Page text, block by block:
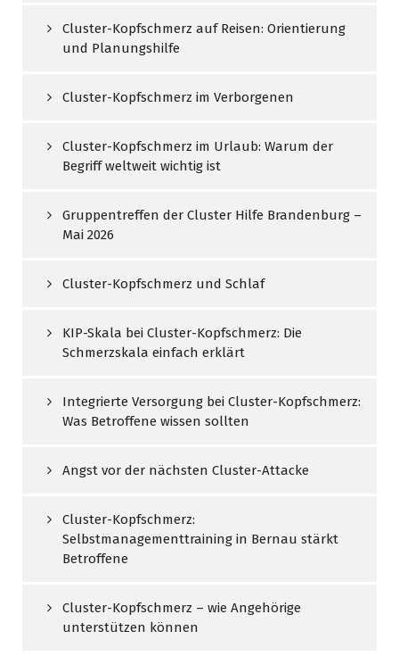
Cluster-Kopfschmerz auf Reisen: Orientierung
und Planungshilfe
Cluster-Kopfschmerz im Verborgenen
Cluster-Kopfschmerz im Urlaub: Warum der
Begriff weltweit wichtig ist
Gruppentreffen der Cluster Hilfe Brandenburg –
Mai 2026
Cluster-Kopfschmerz und Schlaf
KIP-Skala bei Cluster-Kopfschmerz: Die
Schmerzskala einfach erklärt
Integrierte Versorgung bei Cluster-Kopfschmerz:
Was Betroffene wissen sollten
Angst vor der nächsten Cluster-Attacke
Cluster-Kopfschmerz:
Selbstmanagementtraining in Bernau stärkt
Betroffene
Cluster-Kopfschmerz – wie Angehörige
unterstützen können